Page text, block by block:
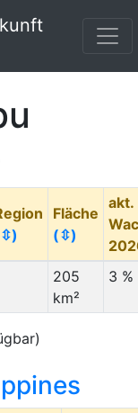
Fläche
(⇳)
akt.
205
km²
3 %